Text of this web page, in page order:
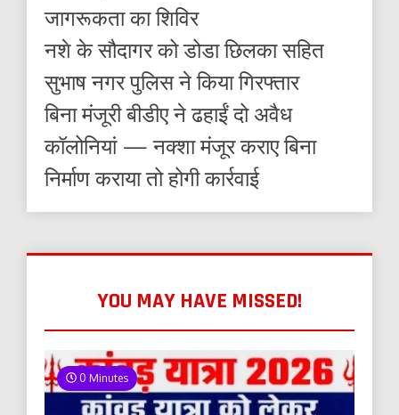
जागरूकता का शिविर
नशे के सौदागर को डोडा छिलका सहित
सुभाष नगर पुलिस ने किया गिरफ्तार
बिना मंजूरी बीडीए ने ढहाईं दो अवैध
कॉलोनियां — नक्शा मंजूर कराए बिना
निर्माण कराया तो होगी कार्रवाई
YOU MAY HAVE MISSED!
0 Minutes